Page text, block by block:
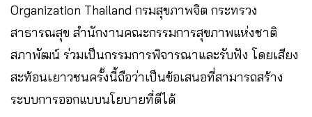
Organization Thailand กรมสุขภาพจิต กระทรวง
สาธารณสุข สำนักงานคณะกรรมการสุขภาพแห่งชาติ
สภาพัฒน์ ร่วมเป็นกรรมการพิจารณาและรับฟัง โดยเสียง
สะท้อนเยาวชนครั้งนี้ถือว่าเป็นข้อเสนอที่สามารถสร้าง
ระบบการออกแบบนโยบายที่ดีได้